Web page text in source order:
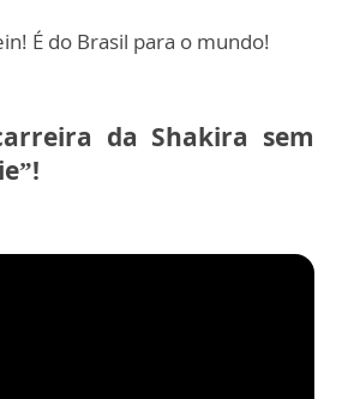
É do Brasil para o mundo!
da Shakira sem